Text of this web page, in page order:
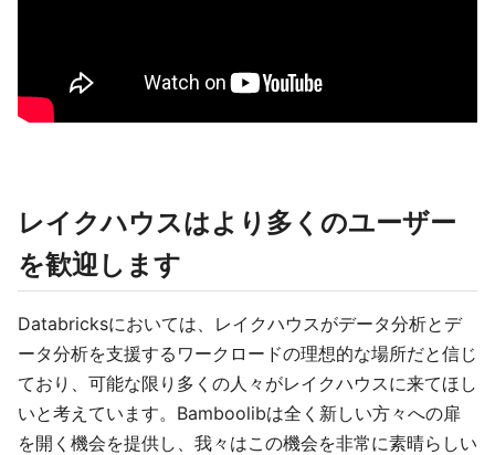
レイクハウスはより多くのユーザー
を歓迎します
Databricksにおいては、レイクハウスがデータ分析とデ
ータ分析を支援するワークロードの理想的な場所だと信じ
ており、可能な限り多くの人々がレイクハウスに来てほし
いと考えています。Bamboolibは全く新しい方々への扉
を開く機会を提供し、我々はこの機会を非常に素晴らしい